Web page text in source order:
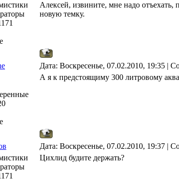
Алексей, извините, мне надо
новую темку.
Дата: Воскресенье, 07.02.2010, 19:35 |
А я к предстоящиму 300 литровому
Дата: Воскресенье, 07.02.2010, 19:37 |
Цихлид будите держать?